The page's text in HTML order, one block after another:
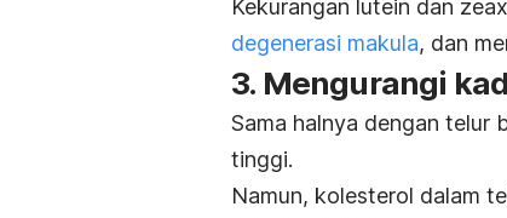
Kekurangan lutein dan
degenerasi makula, dan
3. Mengurangi
Sama halnya dengan telur
tinggi.
Namun, kolesterol dalam